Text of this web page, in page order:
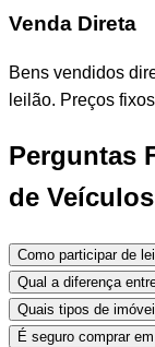
Venda Direta
Bens vendidos
leilão. Preços
Perguntas
de
Como participar de
Qual a diferença
Quais tipos de
É seguro comprar